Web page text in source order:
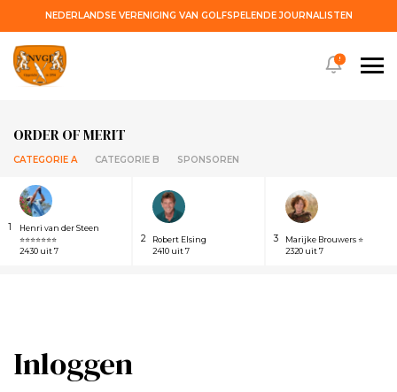
NEDERLANDSE VERENIGING VAN GOLFSPELENDE JOURNALISTEN
ORDER OF MERIT
CATEGORIE A CATEGORIE B SPONSOREN
1
Henri van der Steen
⭐⭐⭐⭐⭐⭐⭐
2430 uit 7
2
Robert Elsing
2410 uit 7
3
Marijke Brouwers ⭐
2320 uit 7
!
Inloggen